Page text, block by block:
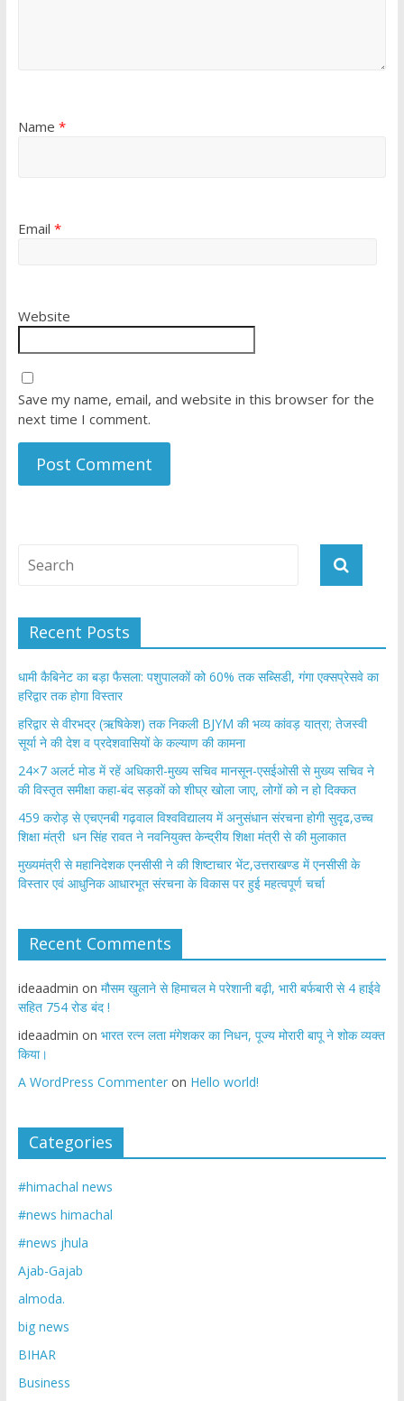
Name *
Email *
Website
Save my name, email, and website in this browser for the
next time I comment.
Recent Posts
​धामी कैबिनेट का बड़ा फैसला: पशुपालकों को 60% तक सब्सिडी, गंगा एक्सप्रेसवे का
हरिद्वार तक होगा विस्तार
​हरिद्वार से वीरभद्र (ऋषिकेश) तक निकली BJYM की भव्य कांवड़ यात्रा; तेजस्वी
सूर्या ने की देश व प्रदेशवासियों के कल्याण की कामना
24×7 अलर्ट मोड में रहें अधिकारी-मुख्य सचिव मानसून-एसईओसी से मुख्य सचिव ने
की विस्तृत समीक्षा कहा-बंद सड़कों को शीघ्र खोला जाए, लोगों को न हो दिक्कत
459 करोड़ से एचएनबी गढ़वाल विश्वविद्यालय में अनुसंधान संरचना होगी सुदृढ,उच्च
शिक्षा मंत्री धन सिंह रावत ने नवनियुक्त केन्द्रीय शिक्षा मंत्री से की मुलाकात
मुख्यमंत्री से महानिदेशक एनसीसी ने की शिष्टाचार भेंट,उत्तराखण्ड में एनसीसी के
विस्तार एवं आधुनिक आधारभूत संरचना के विकास पर हुई महत्वपूर्ण चर्चा
Recent Comments
ideaadmin on मौसम खुलाने से हिमाचल मे परेशानी बढ़ी, भारी बर्फबारी से 4 हाईवे
सहित 754 रोड बंद !
ideaadmin on भारत रत्न लता मंगेशकर का निधन, पूज्य मोरारी बापू ने शोक व्यक्त
किया।
A WordPress Commenteron Hello world!
Categories
#himachal news
#news himachal
#news jhula
Ajab-Gajab
almoda.
big news
BIHAR
Business